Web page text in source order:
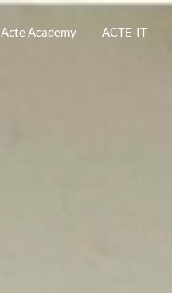
Acte Academy ACTE-IT